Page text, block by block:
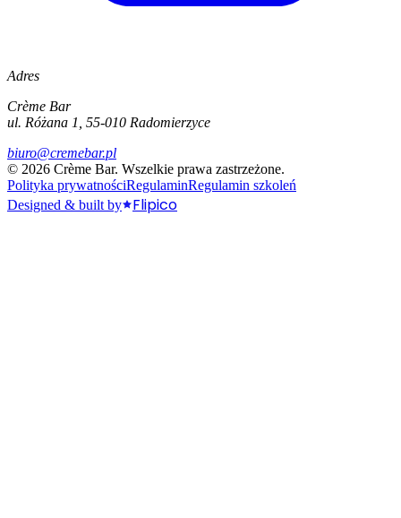
Adres
Crème Bar
ul. Różana 1, 55-010 Radomierzyce
biuro@cremebar.pl
© 2026 Crème Bar. Wszelkie prawa zastrzeżone.
Polityka prywatnościRegulaminRegulamin szkoleń
Designed & built by
Flipico